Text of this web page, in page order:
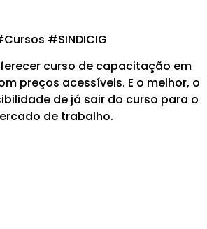
#SINDICIG
curso de capacitação em
preços acessíveis. E o melhor, o
de já sair do curso para o
de trabalho.